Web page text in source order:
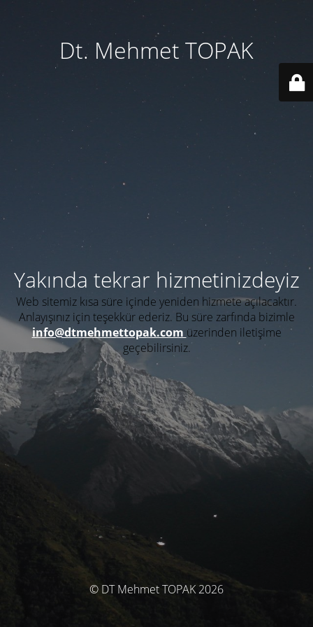
Dt. Mehmet TOPAK
Yakında tekrar hizmetinizdeyiz
Web sitemiz kısa süre içinde yeniden hizmete açılacaktır.
Anlayışınız için teşekkür ederiz. Bu süre zarfında bizimle
info@dtmehmettopak.com üzerinden iletişime
geçebilirsiniz.
© DT Mehmet TOPAK 2026